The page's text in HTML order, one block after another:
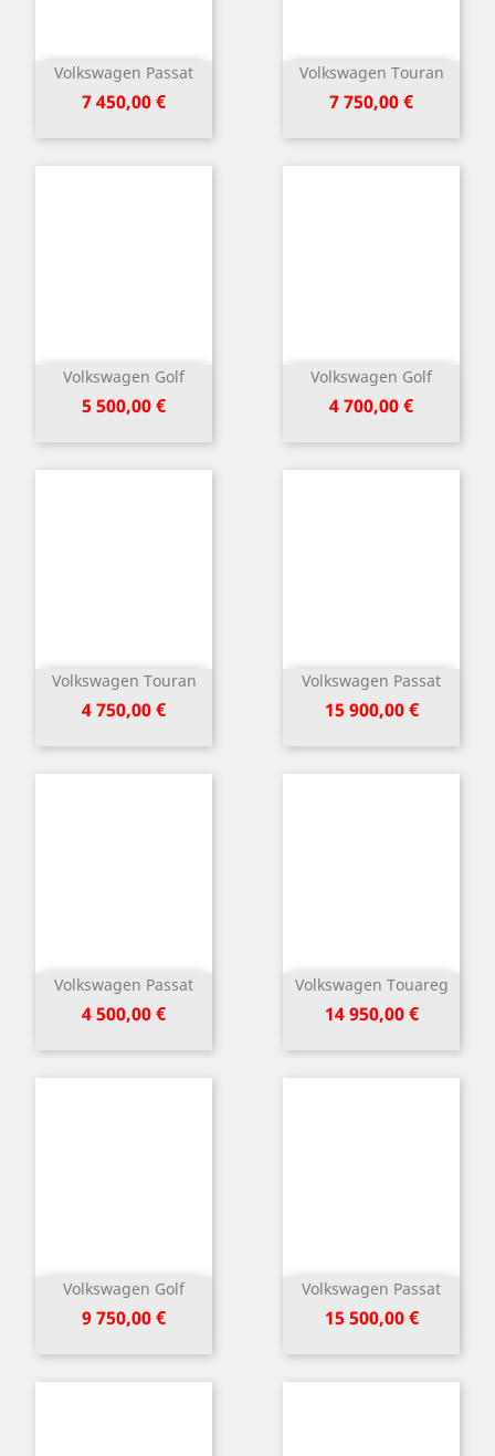
Volkswagen Passat
Kaina
7 450,00 €
Volkswagen Touran
Kaina
7 750,00 €
Volkswagen Golf
Kaina
5 500,00 €
Volkswagen Golf
Kaina
4 700,00 €
Volkswagen Touran
Kaina
4 750,00 €
Volkswagen Passat
Kaina
15 900,00 €
Volkswagen Passat
Kaina
4 500,00 €
Volkswagen Touareg
Kaina
14 950,00 €
Volkswagen Golf
Kaina
9 750,00 €
Volkswagen Passat
Kaina
15 500,00 €